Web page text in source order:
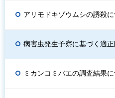
アリモドキゾウムシの誘殺
病害虫発生予察に基づく適
ミカンコミバエの調査結果